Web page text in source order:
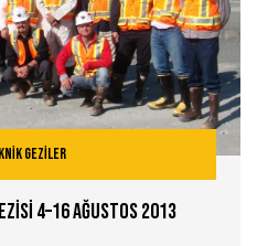
GEZİLER
4–16 Ağustos 2013